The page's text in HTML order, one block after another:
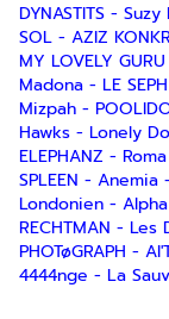
DYNASTITS - Suzy
SOL - AZIZ
MY LOVELY GURU
Madona - LE SEPH
Mizpah -
Hawks - Lonely
ELEPHANZ -
SPLEEN - Anemia -
Londonien -
RECHTMAN - Les
PHOTøGRAPH -
4444nge - La